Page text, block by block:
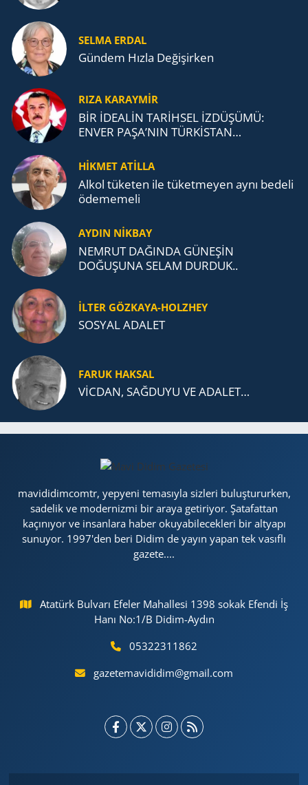
SELMA ERDAL
Gündem Hızla Değişirken
RIZA KARAYMIR
BİR İDEALİN TARİHSEL İZDÜŞÜMÜ:
ENVER PAŞA’NIN TÜRKİSTAN
TEŞKİLATI’NA UZANAN MİRASI
HİKMET ATİLLA
Alkol tü­ke­ten ile tü­ket­me­yen aynı be­de­li
öde­me­me­li
AYDIN NİKBAY
NEMRUT DAĞINDA GÜNEŞİN
DOĞUŞUNA SELAM DURDUK..
İLTER GÖZKAYA-HOLZHEY
SOSYAL ADALET
FARUK HAKSAL
VİCDAN, SAĞ­DU­YU VE ADA­LET…
mavididimcomtr, yepyeni temasıyla sizleri buluştururken,
sadelik ve modernizmi bir araya getiriyor. Şatafattan
kaçınıyor ve insanlara haber okuyabilecekleri bir altyapı
sunuyor. 1997'den beri Didim de yayın yapan tek vasıflı
gazete....
Atatürk Bulvarı Efeler Mahallesi 1398 sokak Efendi İş
Hanı No:1/B Didim-Aydın
05322311862
gazetemavididim@gmail.com